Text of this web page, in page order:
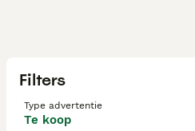
Filters
Type advertentie
Te koop